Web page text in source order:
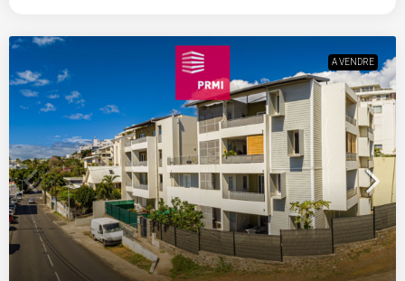
A VENDRE